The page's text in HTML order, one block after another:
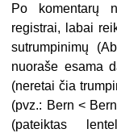
Po komentarų
registrai, labai
sutrumpinimų
nuoraše esama
(neretai čia
(pvz.: Bern <
(pateiktas